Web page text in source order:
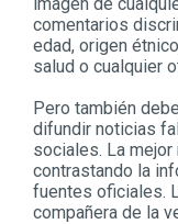
comentarios
edad, origen
salud o cualquier
Pero también
difundir noticias
sociales. La
contrastando la
fuentes oficiales.
compañera de la